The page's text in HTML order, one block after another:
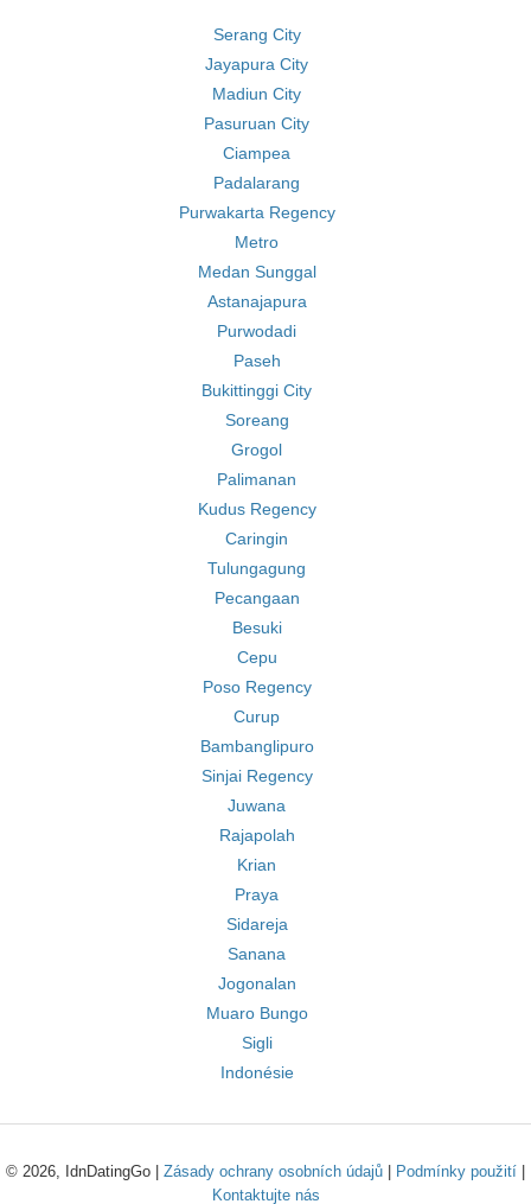
Serang City
Jayapura City
Madiun City
Pasuruan City
Ciampea
Padalarang
Purwakarta Regency
Metro
Medan Sunggal
Astanajapura
Purwodadi
Paseh
Bukittinggi City
Soreang
Grogol
Palimanan
Kudus Regency
Caringin
Tulungagung
Pecangaan
Besuki
Cepu
Poso Regency
Curup
Bambanglipuro
Sinjai Regency
Juwana
Rajapolah
Krian
Praya
Sidareja
Sanana
Jogonalan
Muaro Bungo
Sigli
Indonésie
© 2026, IdnDatingGo | Zásady ochrany osobních údajů Podmínky použití
Kontaktujte nás